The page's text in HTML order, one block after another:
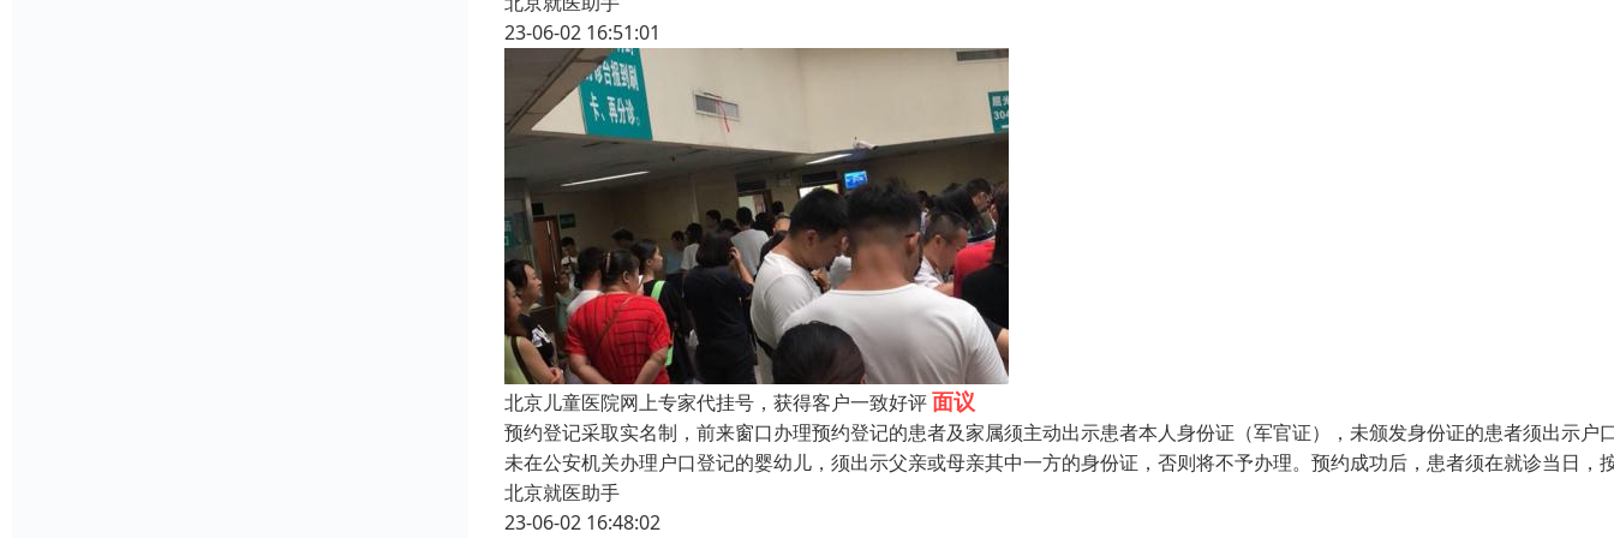
23-06-02 16:51:01
北京儿童医院网上专家代挂号，获得客户一致好评面议
预约登记采取实名制，前来窗口办理预约登记的患者及家属须主动出示患者本人身份证（军官证），未颁发身份证的患者须出示户
未在公安机关办理户口登记的婴幼儿，须出示父亲或母亲其中一方的身份证，否则将不予办理。预约成功后，患者须在就诊当日，
北京就医助手
23-06-02 16:48:02